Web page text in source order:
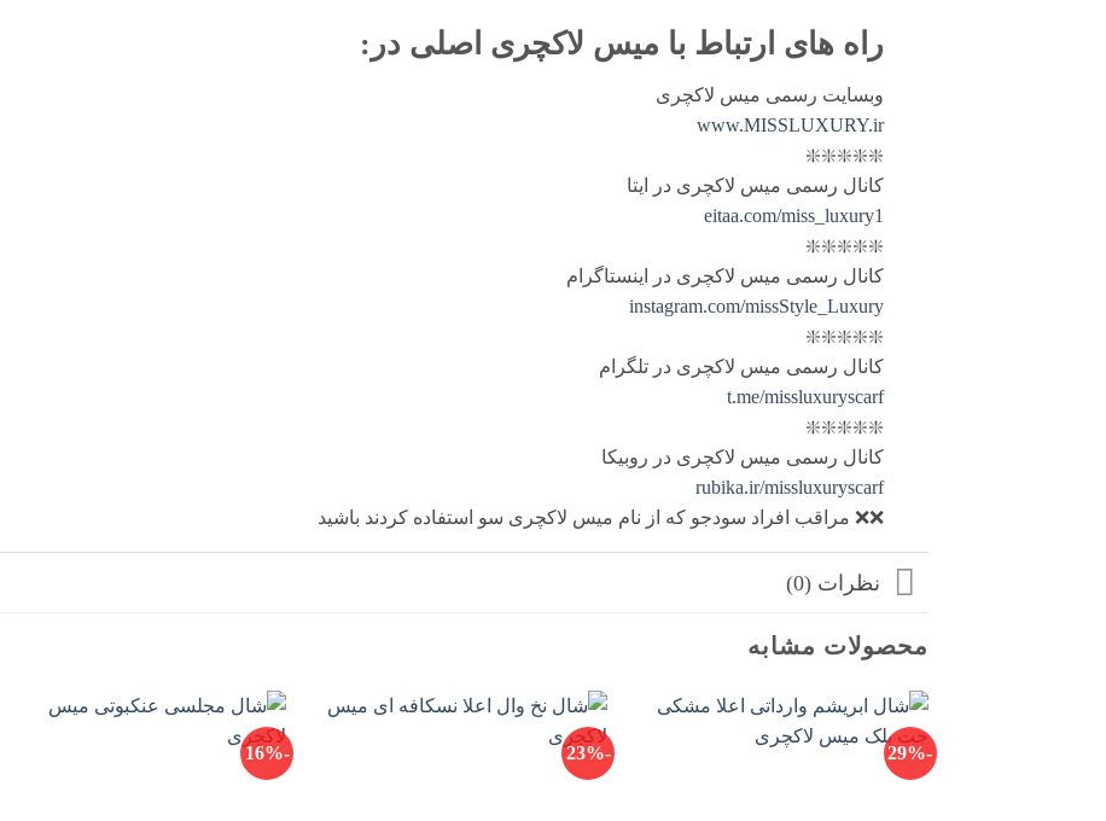
راه های ارتباط با میس لاکچری اصلی در:
وبسایت رسمی میس لاکچری
www.MISSLUXURY.ir
❇️❇️❇️❇️❇️
کانال رسمی میس لاکچری در ایتا
eitaa.com/miss_luxury1
❇️❇️❇️❇️❇️
کانال رسمی میس لاکچری در اینستاگرام
instagram.com/missStyle_Luxury
❇️❇️❇️❇️❇️
کانال رسمی میس لاکچری در تلگرام
t.me/missluxuryscarf
❇️❇️❇️❇️❇️
کانال رسمی میس لاکچری در روبیکا
rubika.ir/missluxuryscarf
❌❌ مراقب افراد سودجو که از نام میس لاکچری سو استفاده کردند باشید
نظرات (0)
محصولات مشابه
-29%
-23%
-16%